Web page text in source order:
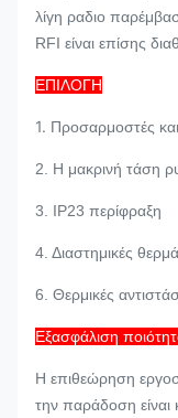
λίγη ραδιο
RFI είναι επίσης
ΕΠΙΛΟΓΗ
1. Προσαρμοστές
2. Η μακρινή τάση
3. IP23 περίφραξη
4. Διαστημικές
6. Θερμικές
Εξασφάλιση
Η επιθεώρηση
την παράδοση είναι